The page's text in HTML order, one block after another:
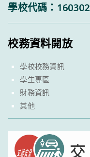
學校代碼：160302
校務資料開放
學校校務資訊
學生專區
財務資訊
其他